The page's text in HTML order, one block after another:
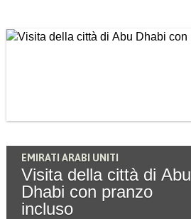
EMIRATI ARABI UNITI
Visita della città di Abu
Dhabi con pranzo
incluso